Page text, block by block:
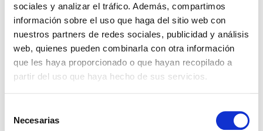
sociales y analizar el tráfico. Además, compartimos
información sobre el uso que haga del sitio web con
nuestros partners de redes sociales, publicidad y análisis
web, quienes pueden combinarla con otra información
que les haya proporcionado o que hayan recopilado a
partir del uso que haya hecho de sus servicios.
Necesarias
Properties